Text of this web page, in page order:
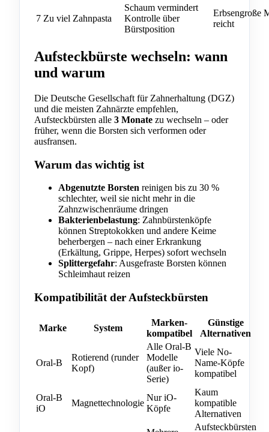
7 Zu viel Zahnpasta
Schaum vermindert
Kontrolle über
Bürstposition
Erbsengroße
reicht
Aufsteckbürste wechseln: wann
und warum
Die Deutsche Gesellschaft für Zahnerhaltung (DGZ)
und die meisten Zahnärzte empfehlen,
Aufsteckbürsten alle 3 Monate zu wechseln – oder
früher, wenn die Borsten sich verformen oder
ausfransen.
Warum das wichtig ist
Abgenutzte Borsten reinigen bis zu 30 %
schlechter, weil sie nicht mehr in die
Zahnzwischenräume dringen
Bakterienbelastung: Zahnbürstenköpfe
können Streptokokken und andere Keime
beherbergen – nach einer Erkrankung
(Erkältung, Grippe, Herpes) sofort wechseln
Splittergefahr: Ausgefraste Borsten können
Schleimhaut reizen
Kompatibilität der Aufsteckbürsten
Marke System
Marken-
kompatibel
Günstige
Alternativen
Oral-B
Rotierend (runder
Kopf)
Alle Oral-B
Modelle
(außer io-
Serie)
Viele No-
Name-Köpfe
kompatibel
Oral-B
iO
Magnettechnologie
Nur iO-
Köpfe
Kaum
kompatible
Alternativen
Aufsteckbürsten